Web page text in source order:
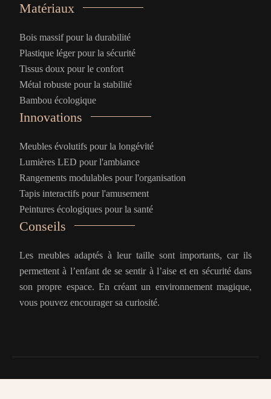
Matériaux
Bois massif pour la durabilité
Plastique léger pour la sécurité
Tissus doux pour le confort
Métal robuste pour la stabilité
Bambou écologique
Innovations
Meubles évolutifs pour la longévité
Lumières LED pour l'ambiance
Rangements modulables pour l'organisation
Tapis interactifs pour l'amusement
Peintures écologiques pour la santé
Conseils
Les meubles adaptés à leur taille sont importants, car ils
permettent à l’enfant de se sentir à l’aise et en sécurité dans
son propre espace. En créant un environnement magique,
vous pouvez encourager sa curiosité.